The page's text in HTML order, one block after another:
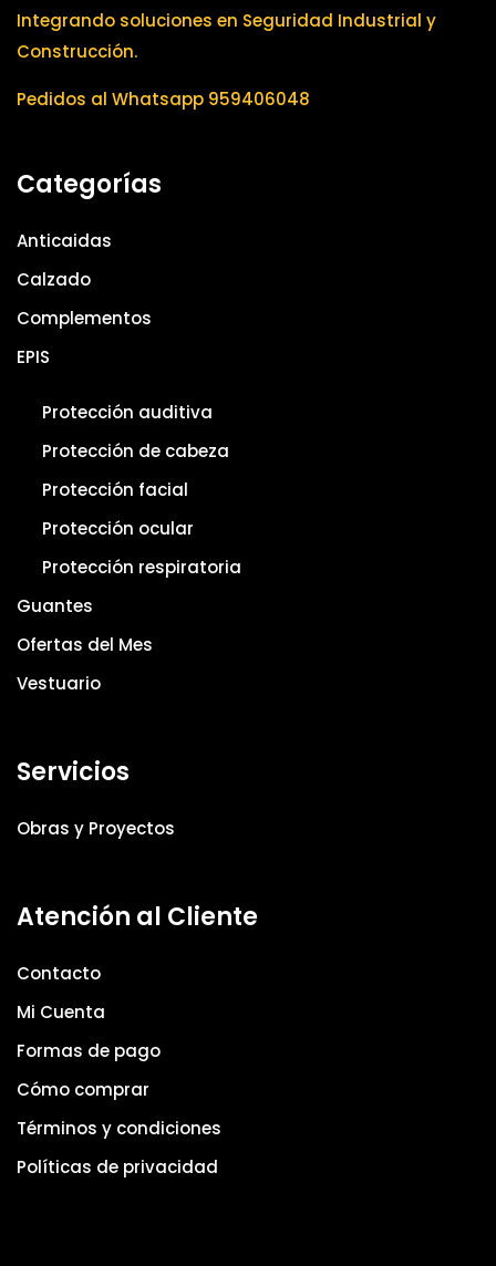
Integrando soluciones en Seguridad Industrial y
Construcción.
Pedidos al Whatsapp 959406048
Categorías
Anticaidas
Calzado
Complementos
EPIS
Protección auditiva
Protección de cabeza
Protección facial
Protección ocular
Protección respiratoria
Guantes
Ofertas del Mes
Vestuario
Servicios
Obras y Proyectos
Atención al Cliente
Contacto
Mi Cuenta
Formas de pago
Cómo comprar
Términos y condiciones
Políticas de privacidad